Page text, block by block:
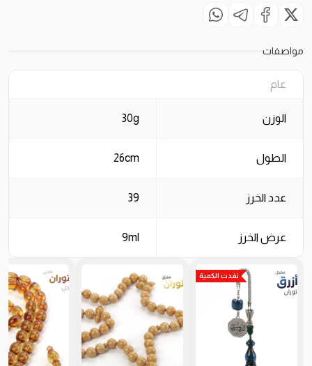
مواصفات
عام
الوزن 30g
الطول 26cm
عدد الخرز 39
عرض الخرز 9ml
نفدت الكمية